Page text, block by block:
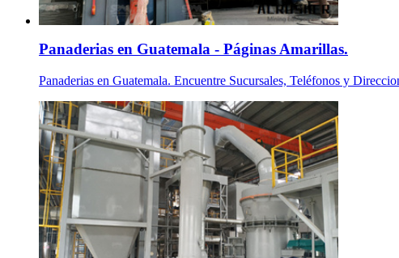
Panaderias en Guatemala - Páginas Amarillas.
Panaderias en Guatemala. Encuentre Sucursales, Teléfonos y